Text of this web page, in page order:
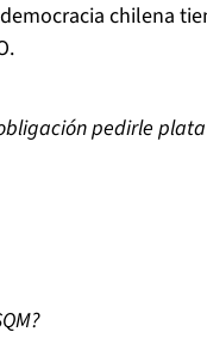
chilena
pedirle